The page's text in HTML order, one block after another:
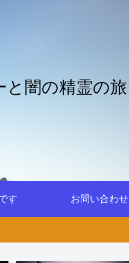
と闇の精霊の旅
す お問い合わせ